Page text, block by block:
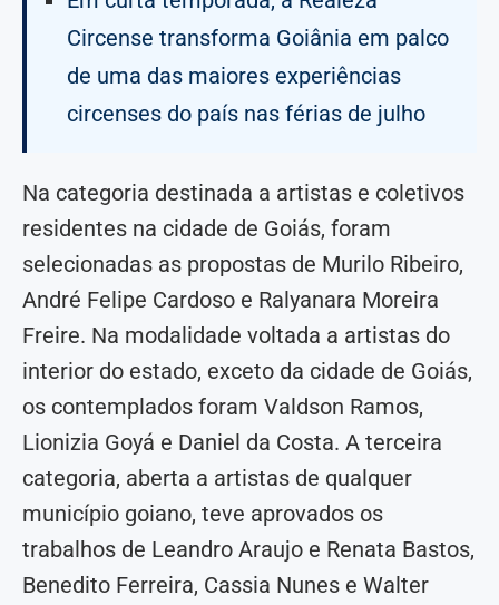
Circense transforma Goiânia em palco
de uma das maiores experiências
circenses do país nas férias de julho
Na categoria destinada a artistas e coletivos
residentes na cidade de Goiás, foram
selecionadas as propostas de Murilo Ribeiro,
André Felipe Cardoso e Ralyanara Moreira
Freire. Na modalidade voltada a artistas do
interior do estado, exceto da cidade de Goiás,
os contemplados foram Valdson Ramos,
Lionizia Goyá e Daniel da Costa. A terceira
categoria, aberta a artistas de qualquer
município goiano, teve aprovados os
trabalhos de Leandro Araujo e Renata Bastos,
Benedito Ferreira, Cassia Nunes e Walter